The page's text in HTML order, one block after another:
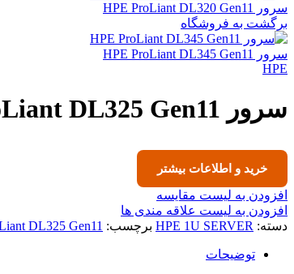
سرور HPE ProLiant DL320 Gen11
برگشت به فروشگاه
سرور HPE ProLiant DL345 Gen11
HPE
سرور HPE ProLiant DL325 Gen11
خرید و اطلاعات بیشتر
افزودن به لیست مقایسه
افزودن به لیست علاقه مندی ها
دسته: HPE 1U SERVER برچسب: DL325 Gen11
توضیحات